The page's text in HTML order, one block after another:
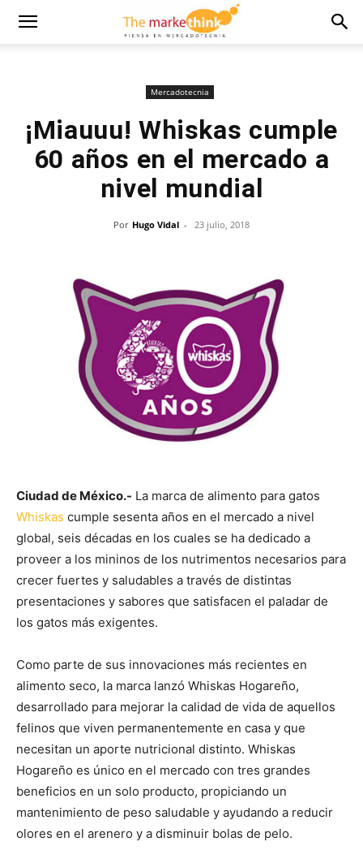
Mercadotecnia
¡Miauuu! Whiskas cumple
60 años en el mercado a
nivel mundial
Por Hugo Vidal - 23 julio, 2018
Ciudad de México.- La marca de alimento para gatos
Whiskas cumple sesenta años en el mercado a nivel
global, seis décadas en los cuales se ha dedicado a
proveer a los mininos de los nutrimentos necesarios para
crecer fuertes y saludables a través de distintas
presentaciones y sabores que satisfacen el paladar de
los gatos más exigentes.
Como parte de sus innovaciones más recientes en
alimento seco, la marca lanzó Whiskas Hogareño,
desarrollado para mejorar la calidad de vida de aquellos
felinos que viven permanentemente en casa y que
necesitan un aporte nutricional distinto. Whiskas
Hogareño es único en el mercado con tres grandes
beneficios en un solo producto, propiciando un
mantenimiento de peso saludable y ayudando a reducir
olores en el arenero y a disminuir bolas de pelo.